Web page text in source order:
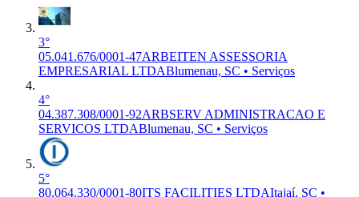
3°
05.041.676/0001-47ARBEITEN ASSESSORIA
EMPRESARIAL LTDABlumenau, SC • Serviços
4°
04.387.308/0001-92ARBSERV ADMINISTRACAO E
SERVICOS LTDABlumenau, SC • Serviços
5°
80.064.330/0001-80ITS FACILITIES LTDAItajaí, SC •